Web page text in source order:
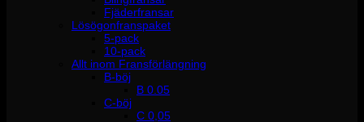
Fjäderfransar
Lösögonfranspaket
5-pack
10-pack
Allt inom Fransförlängning
B-böj
B 0.05
C-böj
C 0,05